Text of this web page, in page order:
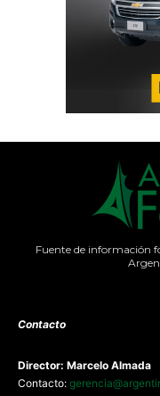
Fuente de información
Contacto
Director: Marcelo Almada
Contacto: